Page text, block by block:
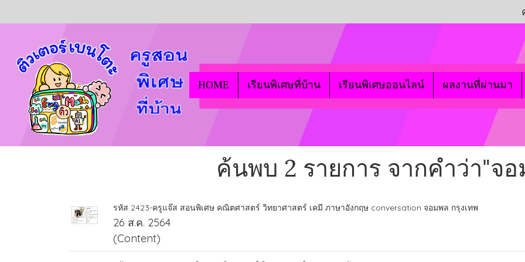
HOME เรียนพิเศษที่บ้าน เรียนพิเศษออนไลน์ ผลงานที่ผ่านมา
ค้นพบ 2 รายการ จากคำว่า"จ
รหัส 2423-ครูแจ๊ส สอนพิเศษ คณิตศาสตร์ วิทยาศาสตร์ เคมี ภาษาอังกฤษ conversation จอมพล กรุงเทพ
26 ส.ค. 2564
(Content)